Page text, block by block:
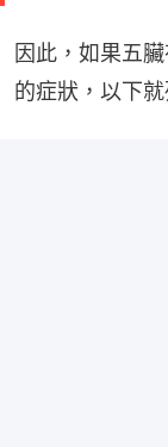
因此，如果五
的症狀，以下